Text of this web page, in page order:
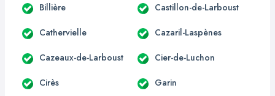
Billière Castillon-de-Larboust
Cathervielle Cazaril-Laspènes
Cazeaux-de-Larboust Cier-de-Luchon
Cirès Garin